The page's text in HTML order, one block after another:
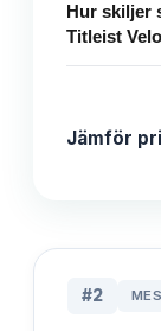
Hur skiljer
Titleist
Jämför
#2